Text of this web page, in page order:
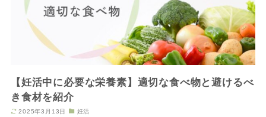
【妊活中に必要な栄養素】適切な食べ物と避けるべ
き食材を紹介
2025年3月13日 妊活